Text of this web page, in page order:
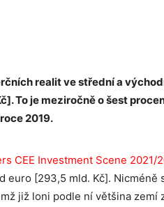
realit ve střední a
To je meziročně o šest
2019.
CEE Investment Scene 2021/
euro [293,5 mld. Kč].
již loni podle ní většina zemí